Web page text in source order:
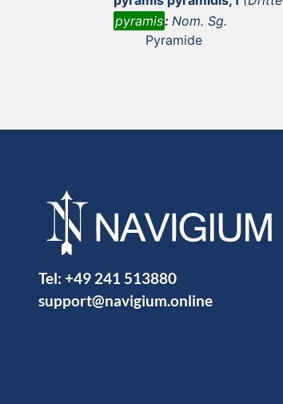
pyramis: Nom. Sg.
Pyramide
Tel: +49 241 513880
support@navigium.online